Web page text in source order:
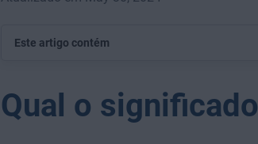
Este artigo contém
Qual o